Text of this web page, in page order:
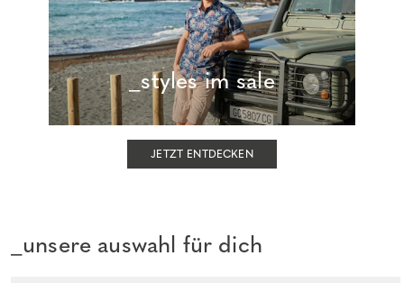
_styles im sale
JETZT ENTDECKEN
_unsere auswahl für dich